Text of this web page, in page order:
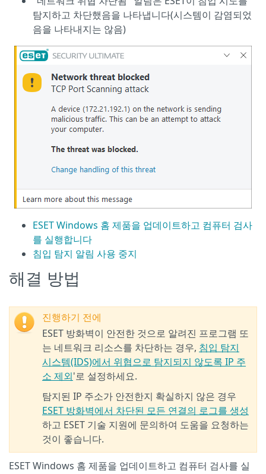
탐지하고 차단했음을 나타냅니다(시스템이 감염되었
음을 나타내지는 않음)
ESET Windows 홈 제품을 업데이트하고 컴퓨터 검사
를 실행합니다
침입 탐지 알림 사용 중지
해결 방법
진행하기 전에
ESET 방화벽이 안전한 것으로 알려진 프로그램 또
는 네트워크 리소스를 차단하는 경우, 침입 탐지
시스템(IDS)에서 위협으로 탐지되지 않도록 IP 주
소 제외'로 설정하세요.
탐지된 IP 주소가 안전한지 확실하지 않은 경우
ESET 방화벽에서 차단된 모든 연결의 로그를 생성
하고 ESET 기술 지원에 문의하여 도움을 요청하는
것이 좋습니다.
ESET Windows 홈 제품을 업데이트하고 컴퓨터 검사를 실